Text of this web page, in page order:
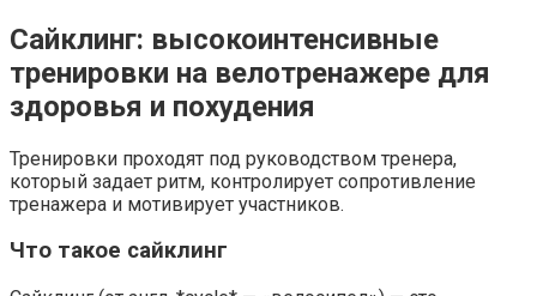
Сайклинг: высокоинтенсивные
тренировки на велотренажере для
здоровья и похудения
Тренировки проходят под руководством тренера,
который задает ритм, контролирует сопротивление
тренажера и мотивирует участников.
Что такое сайклинг